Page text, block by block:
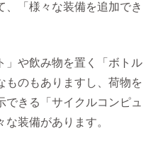
、「様々な装備を追加でき
」や飲み物を置く「ボトル
ものもありますし、荷物を
きる「サイクルコンピュ
装備があります。